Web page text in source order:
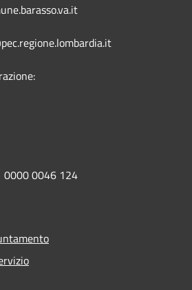
0000 0046 124